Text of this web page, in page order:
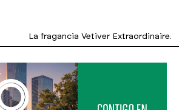
La fragancia Vetiver Extraordinaire.